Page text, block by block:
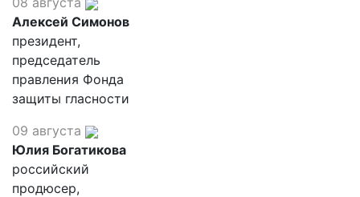
Алексей Симонов
президент,
председатель
правления Фонда
защиты гласности
09 августа
Юлия Богатикова
российский
продюсер,